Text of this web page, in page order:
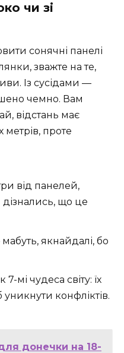
чи зі
сонячні панелі
зважте на те,
Із сусідами —
чемно. Вам
відстань має
проте
від панелей,
дізнались, що це
якнайдалі, бо
мі чудеса світу: їх
конфліктів.
донечки на 18-